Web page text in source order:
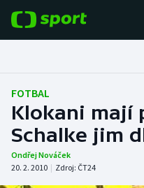
Fotbal
Hokej
Tenis
FOTBAL
Klokani mají
Schalke jim
Ondřej Nováček
20. 2. 2010 | Zdroj: ČT24